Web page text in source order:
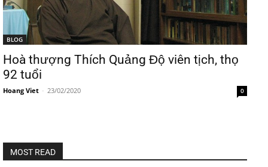
BLOG
Hoà thượng Thích Quảng Độ viên tịch, thọ
92 tuổi
Hoang Viet - 23/02/2020 0
MOST READ